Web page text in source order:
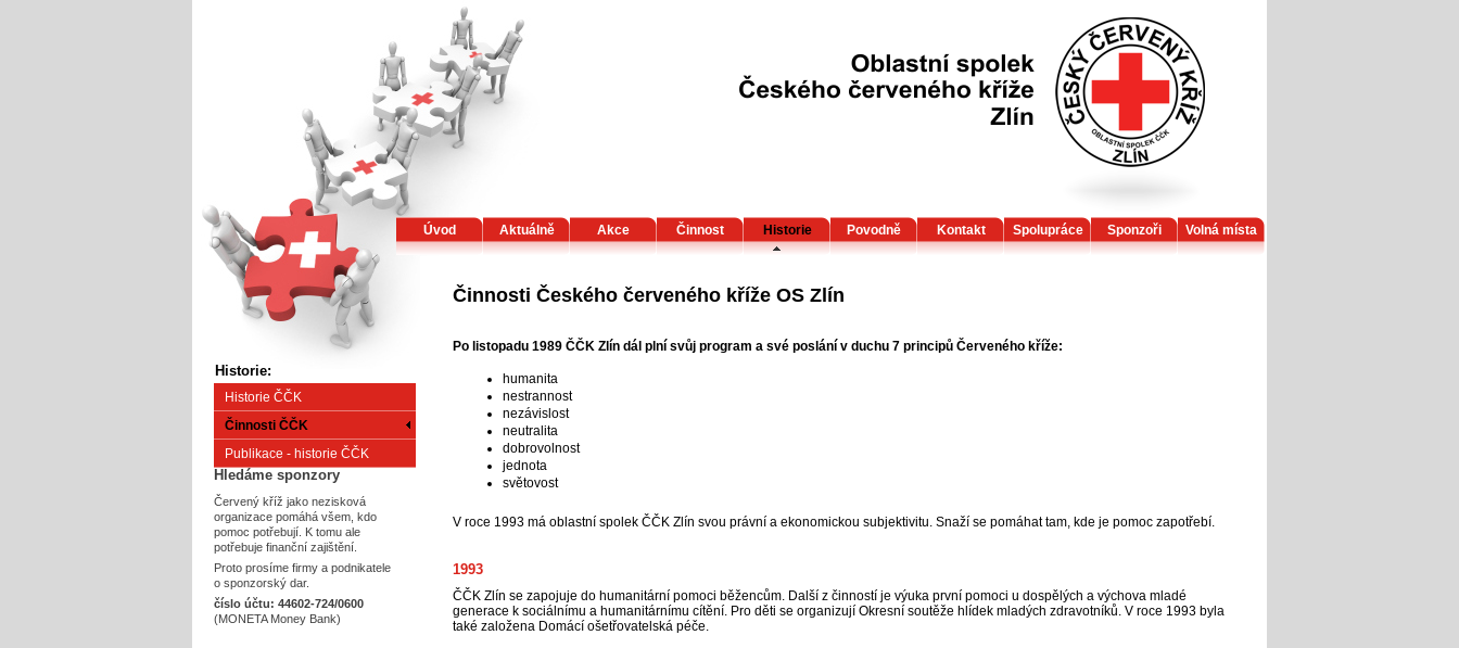
Úvod Aktuálně Akce Činnost Historie Povodně Kontakt Spolupráce Sponzoři Volná místa
Historie:
Historie ČČK
Činnosti ČČK
Publikace - historie ČČK
Hledáme sponzory
Červený kříž jako nezisková
organizace pomáhá všem, kdo
pomoc potřebují. K tomu ale
potřebuje finanční zajištění.
Proto prosíme firmy a podnikatele
o sponzorský dar.
číslo účtu: 44602-724/0600
(MONETA Money Bank)
Činnosti Českého červeného kříže OS Zlín
Po listopadu 1989 ČČK Zlín dál plní svůj program a své poslání v duchu 7 principů Červeného kříže:
humanita
nestrannost
nezávislost
neutralita
dobrovolnost
jednota
světovost
V roce 1993 má oblastní spolek ČČK Zlín svou právní a ekonomickou subjektivitu. Snaží se pomáhat tam, kde je pomoc zapotřebí.
1993
ČČK Zlín se zapojuje do humanitární pomoci běžencům. Další z činností je výuka první pomoci u dospělých a výchova mladé
generace k sociálnímu a humanitárnímu cítění. Pro děti se organizují Okresní soutěže hlídek mladých zdravotníků. V roce 1993 byla
také založena Domácí ošetřovatelská péče.